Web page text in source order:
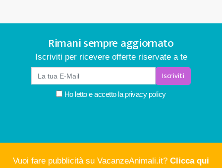
Rimani sempre aggiornato
Iscriviti per ricevere offerte riservate a te
Iscriviti
Ho letto e accetto laprivacy policy
Vuoi fare pubblicità su VacanzeAnimali.it? Clicca qui